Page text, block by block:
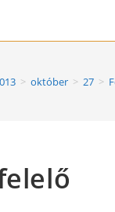
> október > 27 >